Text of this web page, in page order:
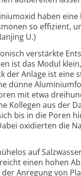
haben
so effi­zient,
U.)
verstärkte
ist das Modul
der Anlage ist eine
dünne
mit etwa
Kollegen aus der
bis in die Poren
oxi­dierten die
auf
einen hohen
Anregung von